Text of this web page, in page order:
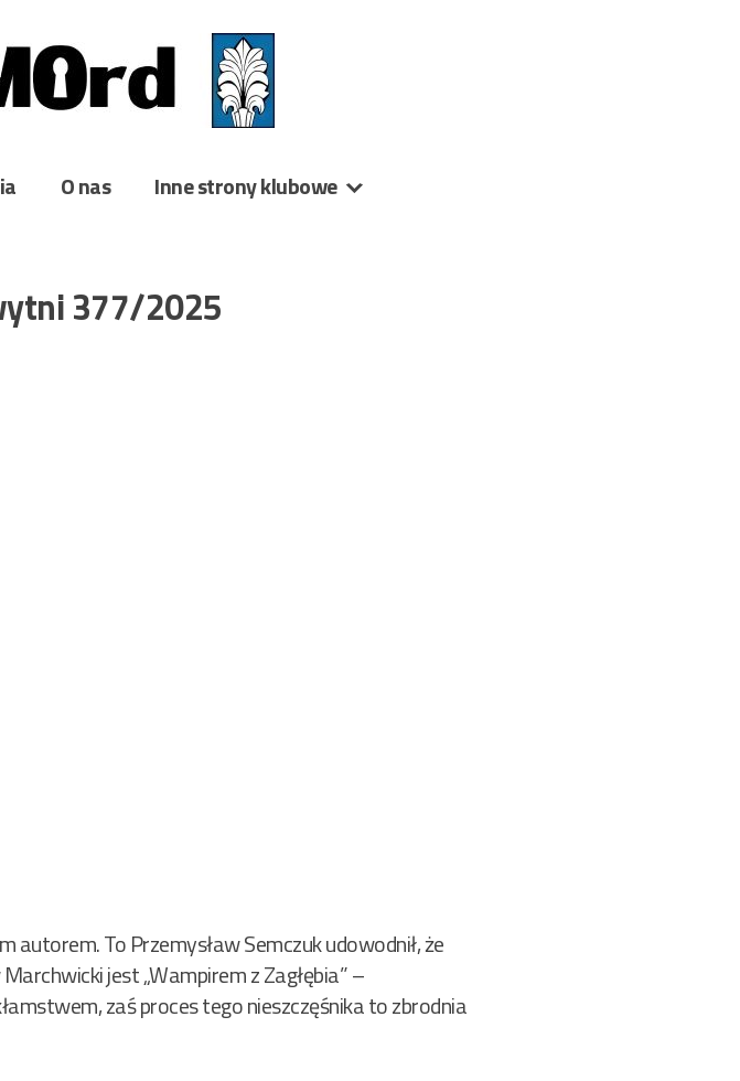
O nas Inne strony klubowe
377/2025
autorem. To Przemysław Semczuk udowodnił, że
jest „Wampirem z Zagłębia” –
zaś proces tego nieszczęśnika to zbrodnia